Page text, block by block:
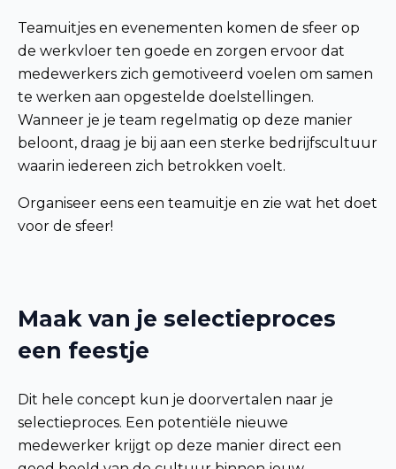
Teamuitjes en evenementen komen de sfeer op
de werkvloer ten goede en zorgen ervoor dat
medewerkers zich gemotiveerd voelen om samen
te werken aan opgestelde doelstellingen.
Wanneer je je team regelmatig op deze manier
beloont, draag je bij aan een sterke bedrijfscultuur
waarin iedereen zich betrokken voelt.
Organiseer eens een teamuitje en zie wat het doet
voor de sfeer!
Maak van je selectieproces
een feestje
Dit hele concept kun je doorvertalen naar je
selectieproces. Een potentiële nieuwe
medewerker krijgt op deze manier direct een